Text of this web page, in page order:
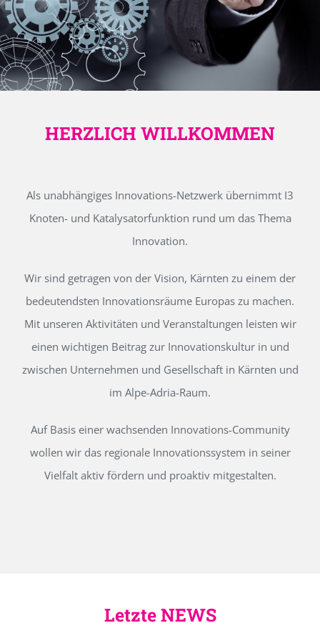
HERZLICH WILLKOMMEN
Als unabhängiges Innovations-Netzwerk übernimmt I3
Knoten- und Katalysatorfunktion rund um das Thema
Innovation.
Wir sind getragen von der Vision, Kärnten zu einem der
bedeutendsten Innovationsräume Europas zu machen.
Mit unseren Aktivitäten und Veranstaltungen leisten wir
einen wichtigen Beitrag zur Innovationskultur in und
zwischen Unternehmen und Gesellschaft in Kärnten und
im Alpe-Adria-Raum.
Auf Basis einer wachsenden Innovations-Community
wollen wir das regionale Innovationssystem in seiner
Vielfalt aktiv fördern und proaktiv mitgestalten.
Letzte NEWS